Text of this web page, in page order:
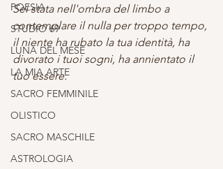
POESIA
STUDIO 69
LUNA DEL MESE
LA MIA ARTE
SACRO FEMMINILE
OLISTICO
SACRO MASCHILE
ASTROLOGIA
Sei stata nell'ombra del limbo a
contemplare il nulla per troppo tempo,
il niente ha rubato la tua identità, ha
divorato i tuoi sogni, ha annientato il
tuo essere.